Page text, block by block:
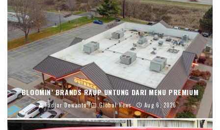
BLOOMIN’ BRANDS RAUP UNTUNG DARI MENU PREMIUM
Fadjar Dewanto Global News Aug 6, 2026